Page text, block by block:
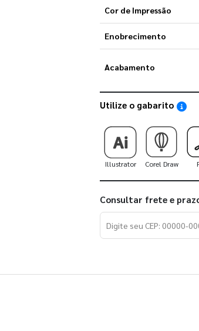
Cor de Impressão
Enobrecimento
Acabamento
Utilize o gabarito
Illustrator Corel Draw
Consultar frete e